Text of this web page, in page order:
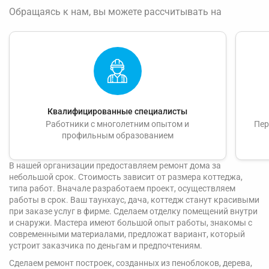
Обращаясь к нам, вы можете рассчитывать на
Квалифицированные специалисты
Работники с многолетним опытом и
профильным образованием
В нашей организации предоставляем ремонт дома за
небольшой срок. Стоимость зависит от размера коттеджа,
типа работ. Вначале разработаем проект, осуществляем
работы в срок. Ваш таунхаус, дача, коттедж станут красивыми
при заказе услуг в фирме. Сделаем отделку помещений внутри
и снаружи. Мастера имеют большой опыт работы, знакомы с
современными материалами, предложат вариант, который
устроит заказчика по деньгам и предпочтениям.
Сделаем ремонт построек, созданных из пеноблоков, дерева,